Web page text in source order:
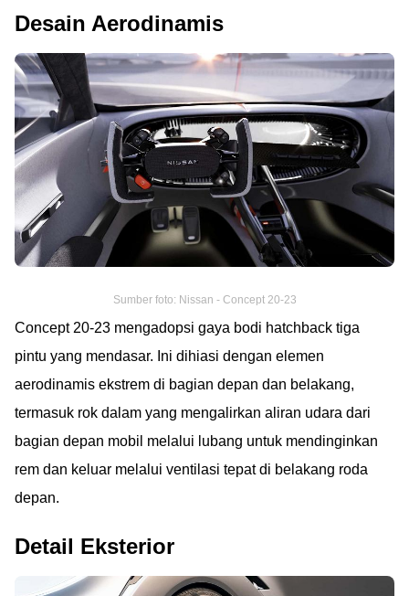
Desain Aerodinamis
Sumber foto: Nissan - Concept 20-23
Concept 20-23 mengadopsi gaya bodi hatchback tiga
pintu yang mendasar. Ini dihiasi dengan elemen
aerodinamis ekstrem di bagian depan dan belakang,
termasuk rok dalam yang mengalirkan aliran udara dari
bagian depan mobil melalui lubang untuk mendinginkan
rem dan keluar melalui ventilasi tepat di belakang roda
depan.
Detail Eksterior